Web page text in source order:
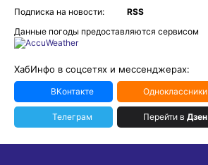
Подписка на новости:
RSS
Данные погоды предоставляются сервисом
ХабИнфо в соцсетях и мессенджерах:
ВКонтакте Одноклассники
Телеграм Перейти в Дзен